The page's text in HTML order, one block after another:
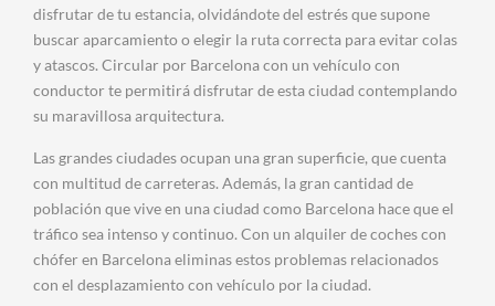
disfrutar de tu estancia, olvidándote del estrés que supone
buscar aparcamiento o elegir la ruta correcta para evitar colas
y atascos. Circular por Barcelona con un vehículo con
conductor te permitirá disfrutar de esta ciudad contemplando
su maravillosa arquitectura.
Las grandes ciudades ocupan una gran superficie, que cuenta
con multitud de carreteras. Además, la gran cantidad de
población que vive en una ciudad como Barcelona hace que el
tráfico sea intenso y continuo. Con un alquiler de coches con
chófer en Barcelona eliminas estos problemas relacionados
con el desplazamiento con vehículo por la ciudad.